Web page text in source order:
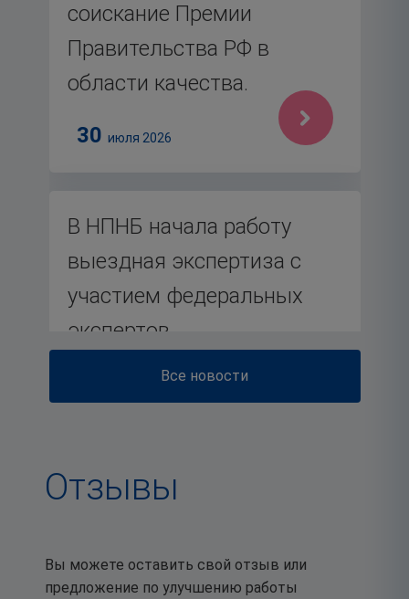
соискание Премии
Правительства РФ в
области качества.
30 июля 2026
В НПНБ начала работу
выездная экспертиза с
участием федеральных
экспертов
От внешних угроз к
специалисты рассказали
Все новости
Отзывы
Вы можете оставить свой отзыв или
предложение по улучшению работы